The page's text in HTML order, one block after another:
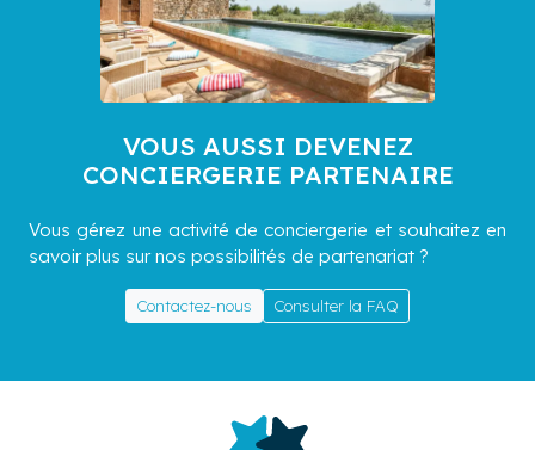
VOUS AUSSI DEVENEZ
CONCIERGERIE PARTENAIRE
Vous gérez une activité de conciergerie et souhaitez en
savoir plus sur nos possibilités de partenariat ?
Contactez-nous Consulter la FAQ